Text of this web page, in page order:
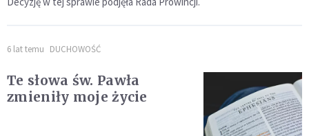
6 lat temu DUCHOWOŚĆ
Te słowa św. Pawła
zmieniły moje życie